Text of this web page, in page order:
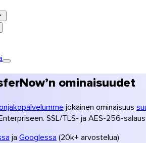
siirtoa kohden
365 päivää
(logo, värit)
ominaisuudet
jokainen ominaisuus
SSL/TLS- ja AES-256-
ja Googlessa (20k+ arvostelua)